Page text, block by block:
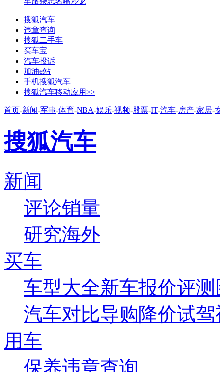
搜狐汽车
违章查询
搜狐二手车
买车宝
汽车投诉
加油e站
手机搜狐汽车
搜狐汽车移动应用>>
首页-新闻-军事-体育-NBA-娱乐-视频-股票-IT-汽车-房产-家居-
搜狐汽车
新闻
评论销量
研究海外
买车
车型大全新车报价评测
汽车对比导购降价试驾
用车
保养违章查询